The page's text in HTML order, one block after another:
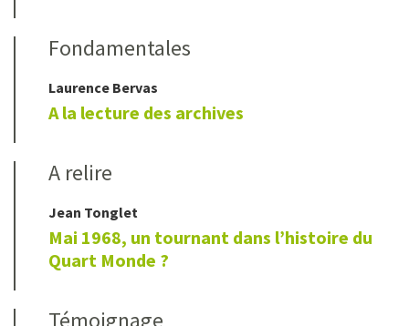
Fondamentales
Laurence Bervas
A la lecture des archives
A relire
Jean Tonglet
Mai 1968, un tournant dans l’histoire du
Quart Monde ?
Témoignage